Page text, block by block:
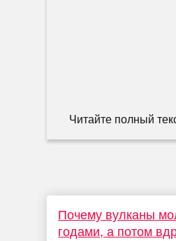
Читайте полный
Почему вулканы
годами, а потом